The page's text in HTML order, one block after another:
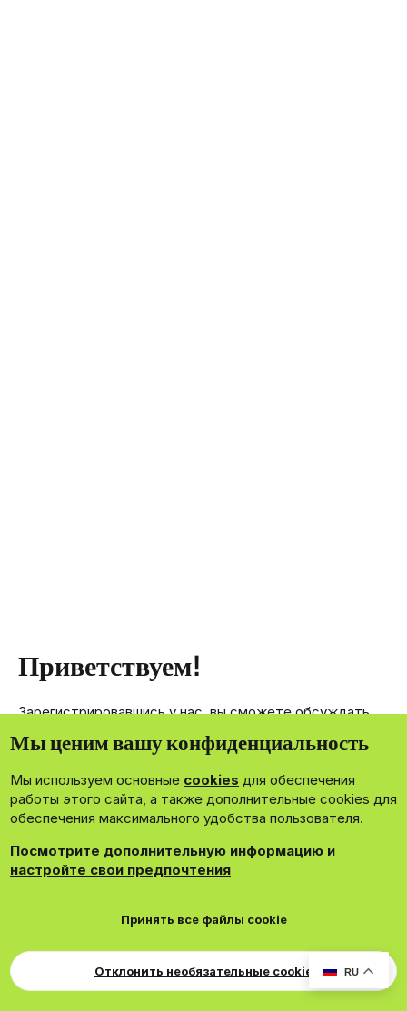
RU
Приветствуем!
Зарегистрировавшись у нас, вы сможете обсуждать,
членам нашего сообщества.
Зарегистрироваться сейчас!
DohTheme
Cookies Russian Обратная связь
Поддержка
Для правообладателей
EN Soundmain
Условия и правила
Политика конфиденциальности
Мы ценим вашу конфиденциальность
Мы используем основные cookies для обеспечения
работы этого сайта, а также дополнительные cookies для
обеспечения максимального удобства пользователя.
Посмотрите дополнительную информацию и
настройте свои предпочтения
Принять все файлы cookie
Отклонить необязательные cookie